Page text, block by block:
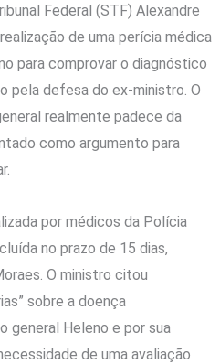
Federal (STF) Alexandre
de uma perícia médica
para comprovar o diagnóstico
pela defesa do ex-ministro. O
realmente padece da
como argumento para
por médicos da Polícia
no prazo de 15 dias,
O ministro citou
sobre a doença
general Heleno e por sua
de uma avaliação